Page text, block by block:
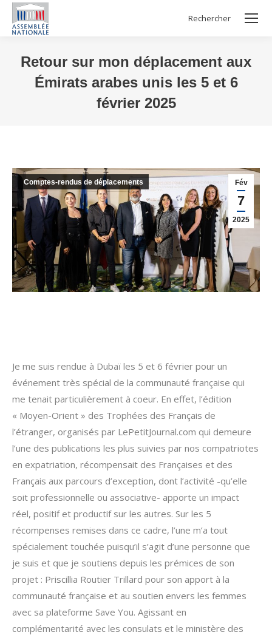
Search:
Rechercher
Retour sur mon déplacement aux
Émirats arabes unis les 5 et 6
février 2025
Fév
7
2025
Comptes-rendus de déplacements
Je me suis rendue à Dubaï les 5 et 6 février pour un
événement très spécial de la communauté française qui
me tenait particulièrement à coeur. En effet, l’édition
« Moyen-Orient » des Trophées des Français de
l’étranger, organisés par LePetitJournal.com qui demeure
l’une des publications les plus suivies par nos compatriotes
en expatriation, récompensait des Françaises et des
Français aux parcours d’exception, dont l’activité -qu’elle
soit professionnelle ou associative- apporte un impact
réel, positif et productif sur les autres. Sur les 5
récompenses remises dans ce cadre, l’une m’a tout
spécialement touchée puisqu’il s’agit d’une personne que
je suis et que je soutiens depuis les prémices de son
projet : Priscillia Routier Trillard pour son apport à la
communauté française et au soutien envers les femmes
avec sa plateforme Save You. Agissant en
complémentarité avec les consulats et le ministère des